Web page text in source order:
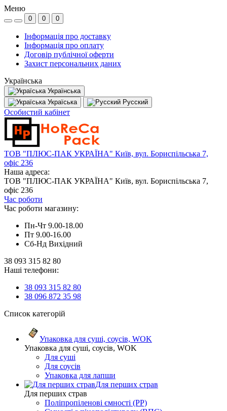
Меню
0 0 0
Інформація про доставку
Інформація про оплату
Договір публічної оферти
Захист персональних даних
Українська
Українська
Україська
Русский
Особистий кабінет
ТОВ "ПЛЮС-ПАК УКРАЇНА" Київ, вул. Бориспільська 7,
офіс 236
Наша адреса:
ТОВ "ПЛЮС-ПАК УКРАЇНА" Київ, вул. Бориспільська 7,
офіс 236
Час роботи
Час роботи магазину:
Пн-Чт 9.00-18.00
Пт 9.00-16.00
Сб-Нд Вихідний
38 093 315 82 80
Наші телефони:
38 093 315 82 80
38 096 872 35 98
Список категорій
Упаковка для суші, соусів, WOK
Упаковка для суші, соусів, WOK
Для суші
Для соусів
Упаковка для лапши
Для перших страв
Для перших страв
Поліпропіленові ємності (PP)